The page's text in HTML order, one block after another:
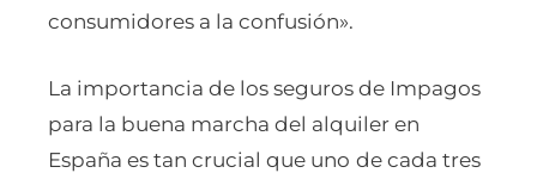
consumidores a la confusión».
La importancia de los seguros de Impagos
para la buena marcha del alquiler en
España es tan crucial que uno de cada tres